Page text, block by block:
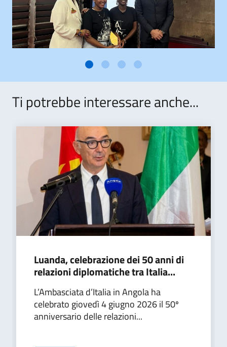
Ti potrebbe interessare anche...
Luanda, celebrazione dei 50 anni di
relazioni diplomatiche tra Italia...
L’Ambasciata d’Italia in Angola ha
celebrato giovedì 4 giugno 2026 il 50º
anniversario delle relazioni...